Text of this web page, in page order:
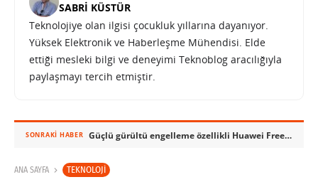
SABRI KÜSTÜR
Teknolojiye olan ilgisi çocukluk yıllarına dayanıyor.
Yüksek Elektronik ve Haberleşme Mühendisi. Elde
ettiği mesleki bilgi ve deneyimi Teknoblog aracılığıyla
paylaşmayı tercih etmiştir.
SONRAKI HABER Güçlü gürültü engelleme özellikli Huawei FreeBuds Studio Türkiye’de
ANA SAYFA TEKNOLOJI